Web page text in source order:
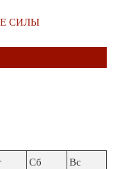
СИЛЫ
Сб Вс